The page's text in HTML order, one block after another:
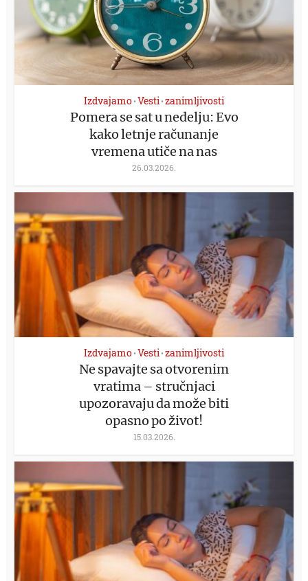
Izdvajamo•Vesti•zanimljivosti
Pomera se sat u nedelju: Evo
kako letnje računanje
vremena utiče na nas
26.03.2026.
Izdvajamo•Vesti•zanimljivosti
Ne spavajte sa otvorenim
vratima – stručnjaci
upozoravaju da može biti
opasno po život!
15.03.2026.